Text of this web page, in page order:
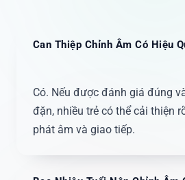
Can Thiệp Chỉnh Âm Có Hiệu
Có. Nếu được đánh giá đúng
đặn, nhiều trẻ có thể cải thiện
phát âm và giao tiếp.